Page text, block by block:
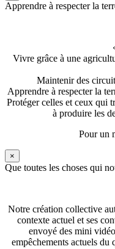
Apprendre à respecter la
Vivre grâce à une
Maintenir des
Apprendre à respecter la
Protéger celles et ceux qui
à produire les
Pour un
×
Que toutes les choses qui
Notre création collective
contexte actuel et ses
envoyé des mini
empêchements actuels du